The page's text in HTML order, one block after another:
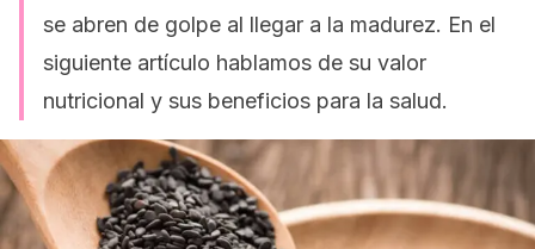
se abren de golpe al llegar a la madurez. En el
siguiente artículo hablamos de su valor
nutricional y sus beneficios para la salud.